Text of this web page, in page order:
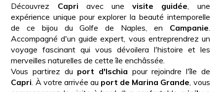
Découvrez Capri avec unevisite guidée , une
expérience unique pour explorer la beauté intemporelle
de ce bijou du Golfe de Naples, en Campanie
Accompagné d'un guide expert, vous entreprendrez un
voyage fascinant qui vous dévoilera l'histoire et les
merveilles naturelles de cette île enchâssée.
Vous partirez du port d'Ischia pour rejoindre l'île de
Capri . À votre arrivée au port de Marina Grande , vous